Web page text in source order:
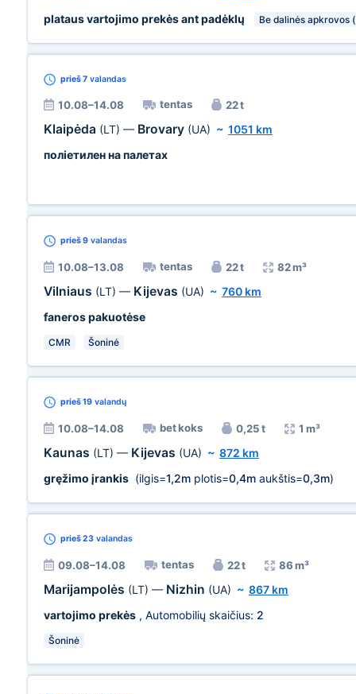
plataus vartojimo prekės ant padėklų
Be dalinės apkrovos
prieš 7 valandas
10.08–14.08 tentas 22 t
Klaipėda (LT) — Brovary (UA) ~ 1051 km
поліетилен на палетах
prieš 9 valandas
10.08–13.08 tentas 22 t 82 m³
Vilniaus (LT) — Kijevas (UA) ~ 760 km
faneros pakuotėse
CMR Šoninė
prieš 19 valandų
10.08–14.08 bet koks 0,25 t 1 m³
Kaunas (LT) — Kijevas (UA) ~ 872 km
gręžimo įrankis (ilgis=1,2m plotis=0,4m aukštis=0,3m)
prieš 23 valandas
09.08–14.08 tentas 22 t 86 m³
Marijampolės (LT) — Nizhin (UA) ~ 867 km
vartojimo prekės , Automobilių skaičius: 2
Šoninė